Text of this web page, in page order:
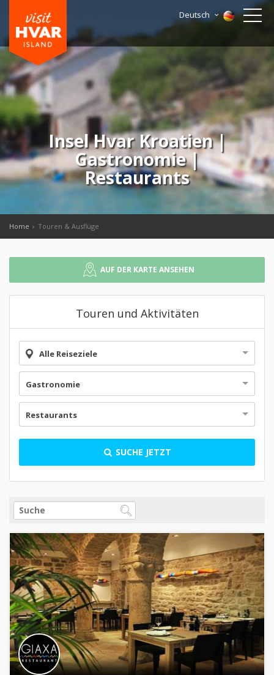
Deutsch
Insel Hvar Kroatien |
Gastronomie |
Restaurants
Home Touren & Ausflüge
AUF DER KARTE ANSEHEN
Touren und Aktivitäten
Alle Reiseziele
Gastronomie
Restaurants
SUCHE JETZT